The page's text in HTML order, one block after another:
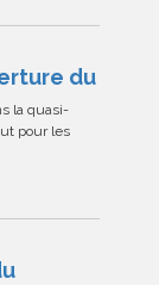
du
la quasi-
pour les